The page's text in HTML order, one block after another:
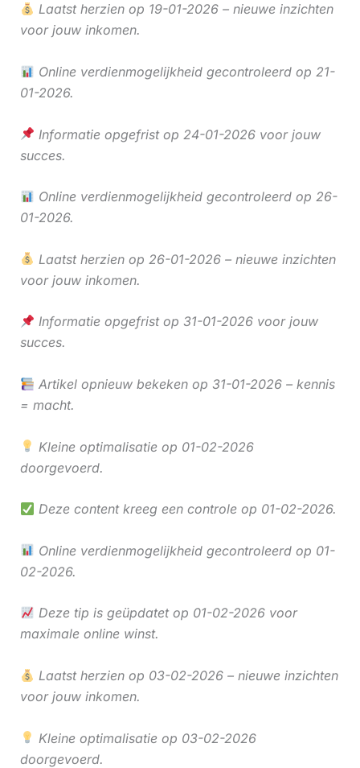
Laatst herzien op 19-01-2026 – nieuwe inzichten
voor jouw inkomen.
Online verdienmogelijkheid gecontroleerd op 21-
01-2026.
Informatie opgefrist op 24-01-2026 voor jouw
succes.
Online verdienmogelijkheid gecontroleerd op 26-
01-2026.
Laatst herzien op 26-01-2026 – nieuwe inzichten
voor jouw inkomen.
Informatie opgefrist op 31-01-2026 voor jouw
succes.
Artikel opnieuw bekeken op 31-01-2026 – kennis
= macht.
Kleine optimalisatie op 01-02-2026
doorgevoerd.
Deze content kreeg een controle op 01-02-2026.
Online verdienmogelijkheid gecontroleerd op 01-
02-2026.
Deze tip is geüpdatet op 01-02-2026 voor
maximale online winst.
Laatst herzien op 03-02-2026 – nieuwe inzichten
voor jouw inkomen.
Kleine optimalisatie op 03-02-2026
doorgevoerd.